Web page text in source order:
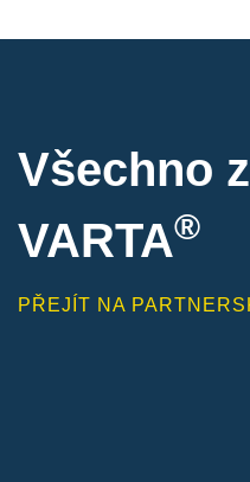
Všechno
VARTA®
PŘEJÍT NA